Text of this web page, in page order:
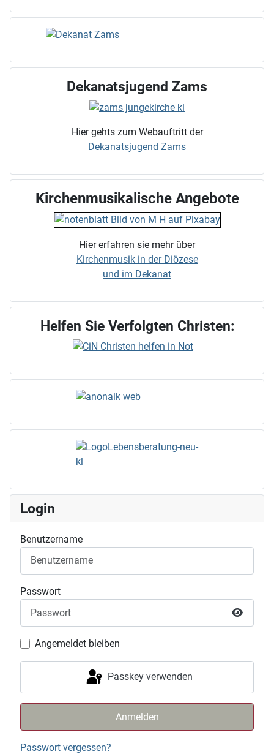
Dekanatsjugend Zams
Hier gehts zum Webauftritt der
Dekanatsjugend Zams
Kirchenmusikalische Angebote
Hier erfahren sie mehr über
Kirchenmusik in der Diözese
und im Dekanat
Helfen Sie Verfolgten Christen:
Login
Benutzername
Passwort
Angemeldet bleiben
Passkey verwenden
Anmelden
Passwort vergessen?